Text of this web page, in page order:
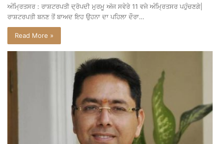
ਅੰਮ੍ਰਿਤਸਰ : ਰਾਸ਼ਟਰਪਤੀ ਦ੍ਰੋਪਦੀ ਮੁਰਮੂ ਅੱਜ ਸਵੇਰੇ 11 ਵਜੇ ਅੰਮ੍ਰਿਤਸਰ ਪਹੁੰਚਣਗੇ|
ਰਾਸ਼ਟਰਪਤੀ ਬਨਣ ਤੋਂ ਬਾਅਦ ਇਹ ਉਹਨਾ ਦਾ ਪਹਿਲਾ ਦੌਰਾ…
Read More »